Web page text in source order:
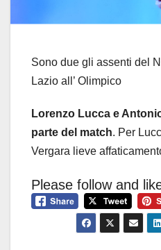
Sono due gli assenti del
Lazio all’ Olimpico
Lorenzo Lucca e
parte del match. Per
Vergara lieve
Please follow and